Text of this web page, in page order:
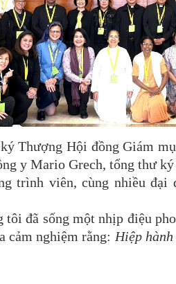
Thượng Hội đồng Giám
y Mario Grech, tổng thư
trình viên, cùng nhiều đại
tôi đã sống một nhịp điệu
cảm nghiệm rằng: Hiệp